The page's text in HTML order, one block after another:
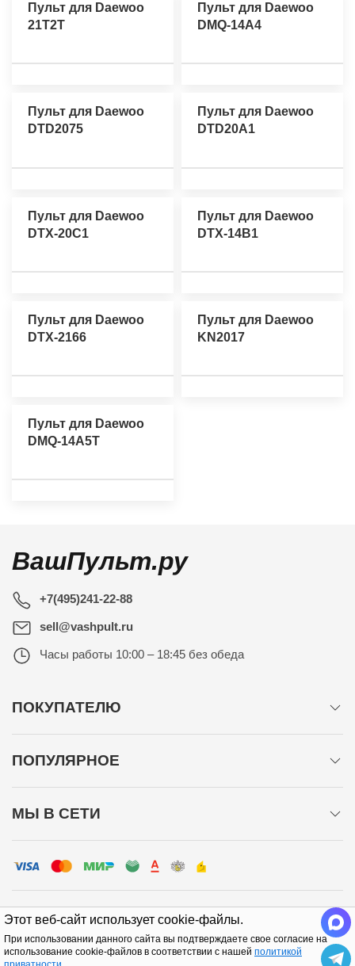
Этот веб-сайт использует cookie-файлы.
При использовании данного сайта вы подтверждаете свое согласие на
использование cookie-файлов в соответствии с нашей политикой
Пульт для Daewoo
21T2T
Пульт для Daewoo
DMQ-14A4
Пульт для Daewoo
DTD2075
Пульт для Daewoo
DTD20A1
Пульт для Daewoo
DTX-20C1
Пульт для Daewoo
DTX-14B1
Пульт для Daewoo
DTX-2166
Пульт для Daewoo
KN2017
Пульт для Daewoo
DMQ-14A5T
ВашПульт.ру
+7(495)241-22-88
sell@vashpult.ru
Часы работы 10:00 – 18:45 без обеда
ПОКУПАТЕЛЮ
ПОПУЛЯРНОЕ
МЫ В СЕТИ
Политика конфиденциальности